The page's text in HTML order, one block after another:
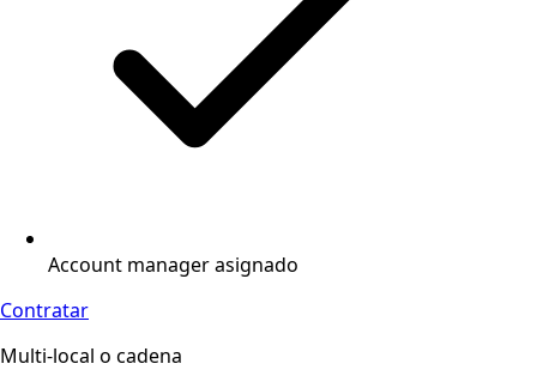
Account manager asignado
Contratar
Multi-local o cadena